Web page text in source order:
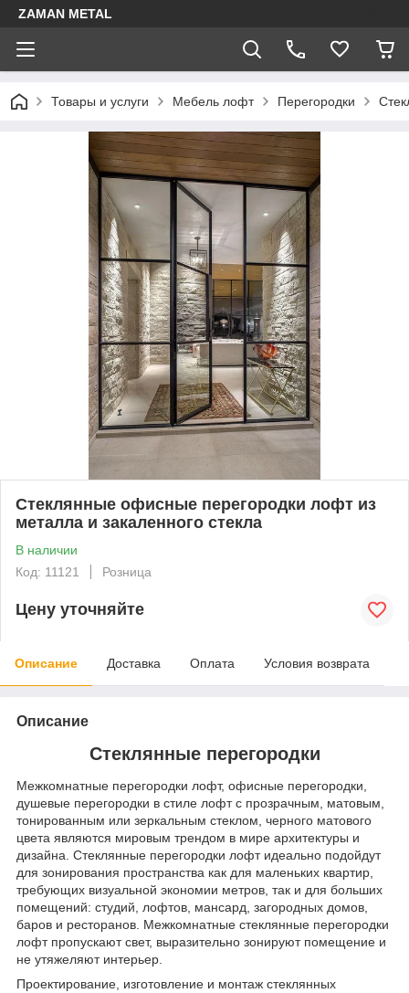
ZAMAN METAL
Товары и услуги Мебель лофт Перегородки
Стеклянные офисные перегородки лофт из
металла и закаленного стекла
В наличии
Код: 11121
Розница
Цену уточняйте
Описание Доставка Оплата Условия возврата
Описание
Стеклянные перегородки
Межкомнатные перегородки лофт, офисные перегородки,
душевые перегородки в стиле лофт с прозрачным, матовым,
тонированным или зеркальным стеклом, черного матового
цвета являются мировым трендом в мире архитектуры и
дизайна. Стеклянные перегородки лофт идеально подойдут
для зонирования пространства как для маленьких квартир,
требующих визуальной экономии метров, так и для больших
помещений: студий, лофтов, мансард, загородных домов,
баров и ресторанов. Межкомнатные стеклянные перегородки
лофт пропускают свет, выразительно зонируют помещение и
не утяжеляют интерьер.
Проектирование, изготовление и монтаж стеклянных